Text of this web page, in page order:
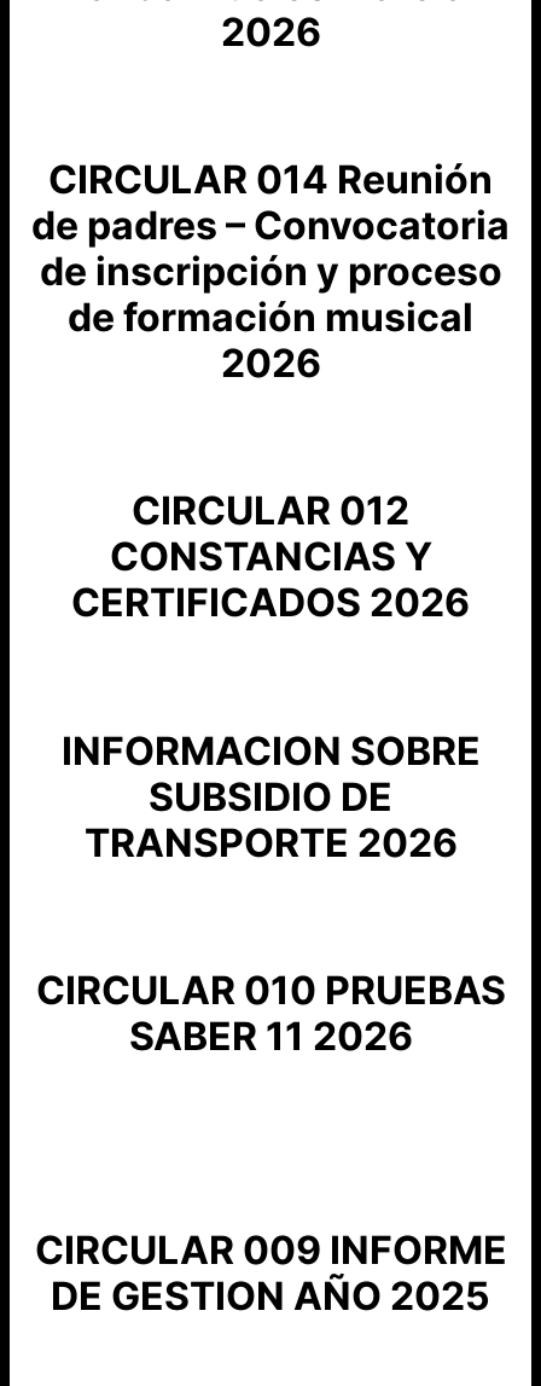
2026
CIRCULAR 014 Reunión
de padres – Convocatoria
de inscripción y proceso
de formación musical
2026
CIRCULAR 012
CONSTANCIAS Y
CERTIFICADOS 2026
INFORMACION SOBRE
SUBSIDIO DE
TRANSPORTE 2026
CIRCULAR 010 PRUEBAS
SABER 11 2026
CIRCULAR 009 INFORME
DE GESTION AÑO 2025